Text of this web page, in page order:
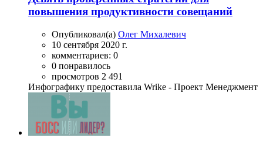
повышения продуктивности совещаний
Опубликовал(а) Олег Михалевич
10 сентября 2020 г.
комментариев: 0
0 понравилось
просмотров 2 491
Инфографику предоставила Wrike - Проект Менеджмент